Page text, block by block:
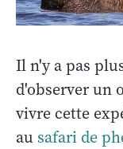
Il n'y a pas
d'observer un
vivre cette
au safari de